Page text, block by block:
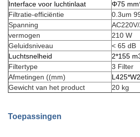
Interface voor luchtinlaat
Φ75
Filtratie-efficiëntie
0.3um
Spanning
vermogen
210 W
Geluidsniveau
< 65 dB
Luchtsnelheid
2*155
Filtertype
3 Filter
Afmetingen ((mm)
Gewicht van het product
20 kg
Toepassingen